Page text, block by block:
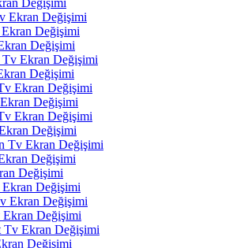
Değişimi
Ekran Değişimi
Değişimi
Değişimi
Tv Ekran Değişimi
Değişimi
Ekran Değişimi
Değişimi
Ekran Değişimi
Değişimi
Tv Ekran Değişimi
Değişimi
Değişimi
Değişimi
Ekran Değişimi
Değişimi
Tv Ekran Değişimi
Değişimi